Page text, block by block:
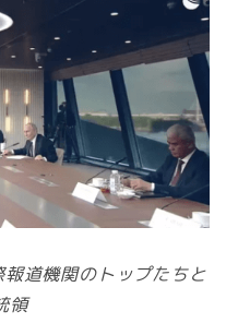
道機関のトップたちと
領